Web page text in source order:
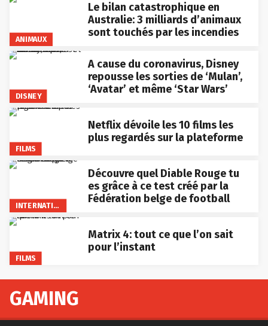
ANIMAUX
Le bilan catastrophique en
Australie: 3 milliards d’animaux
sont touchés par les incendies
DISNEY
A cause du coronavirus, Disney
repousse les sorties de ‘Mulan’,
‘Avatar’ et même ‘Star Wars’
FILMS
Netflix dévoile les 10 films les
plus regardés sur la plateforme
INTERNATIONAL
Découvre quel Diable Rouge tu
es grâce à ce test créé par la
Fédération belge de football
FILMS
Matrix 4: tout ce que l’on sait
pour l’instant
GAMING